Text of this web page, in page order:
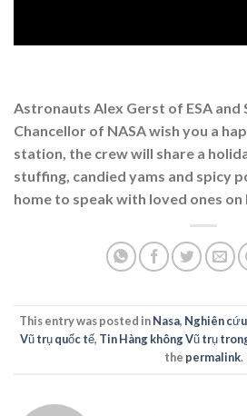
Astronauts Alex Gerst of ESA and
Chancellor of NASA wish you a
station, the crew will share a
stuffing, candied yams and spicy
home to speak with loved ones on
This entry was posted inNasa, Nghiên
Vũ trụ quốc tế, Tin Hàng không Vũ trụ
the permalink.